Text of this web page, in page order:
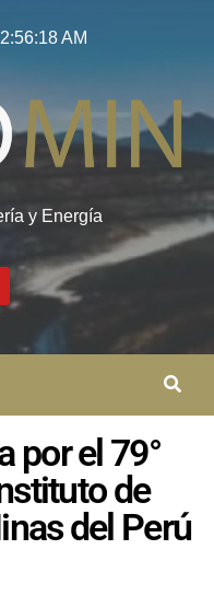
2:56:18 AM
y Energía
por el 79°
de
del Perú